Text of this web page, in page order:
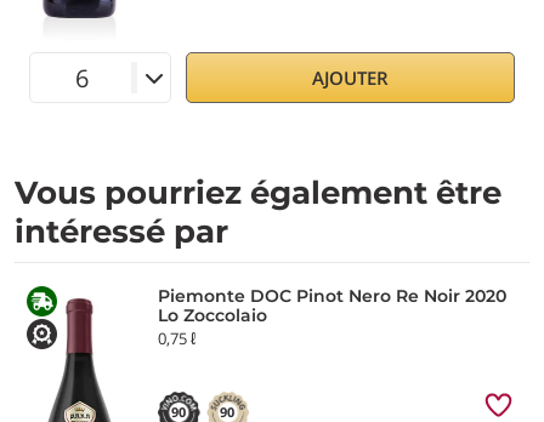
AJOUTER
Vous pourriez également être
intéressé par
Piemonte DOC Pinot Nero Re Noir 2020
Lo Zoccolaio
0,75 ℓ
90 90